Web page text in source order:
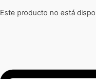
Este producto no está